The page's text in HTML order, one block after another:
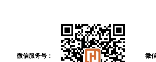
微信服务号： 微